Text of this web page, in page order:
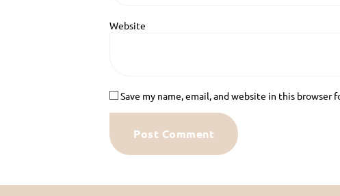
Website
Save my name, email, and website in this browser